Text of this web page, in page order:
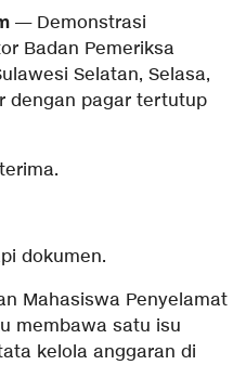
— Demonstrasi
Badan Pemeriksa
Selatan, Selasa,
dengan pagar tertutup
dokumen.
Mahasiswa Penyelamat
membawa satu isu
kelola anggaran di